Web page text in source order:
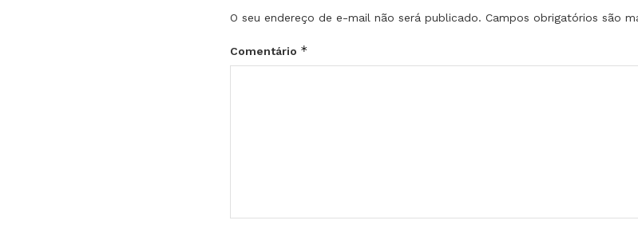
O seu endereço de e-mail não será publicado. Campos obrigatórios são
Comentário *